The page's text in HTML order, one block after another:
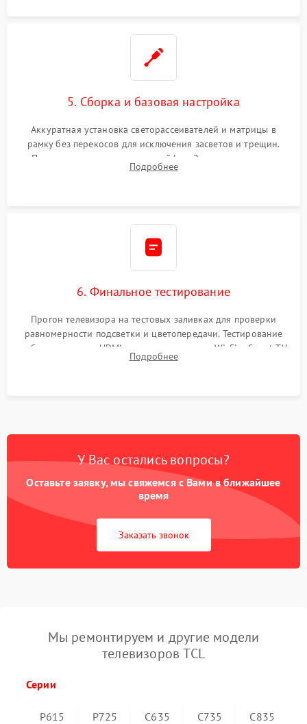
5. Сборка и базовая настройка
Аккуратная установка светорассеивателей и матрицы в
рамку без перекосов для исключения засветов и трещин.
Подключение внутренних шлейфов. Закрытие корпуса.
Сброс настроек и обновление программного обеспечения.
Подробнее
6. Финальное тестирование
Прогон телевизора на тестовых заливках для проверки
равномерности подсветки и цветопередачи. Тестирование
работы разъемов HDMI, динамиков, модуля Wi-Fi и Smart TV
в рабочем режиме в течение нескольких часов.
Подробнее
У Вас остались вопросы?
Оставьте заявку, мы свяжемся с Вами в ближайшее
время
Заказать звонок
Мы ремонтируем и другие модели
телевизоров TCL
Серии
P615 P725 C635 C735 C835